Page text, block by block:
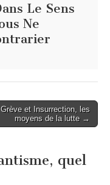
Le Sens
Ne
Grève et Insurrection, les
moyens de la lutte →
quel